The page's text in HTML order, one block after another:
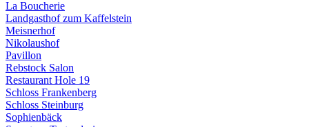
La Boucherie
Landgasthof zum Kaffelstein
Meisnerhof
Nikolaushof
Pavillon
Rebstock Salon
Restaurant Hole 19
Schloss Frankenberg
Schloss Steinburg
Sophienbäck